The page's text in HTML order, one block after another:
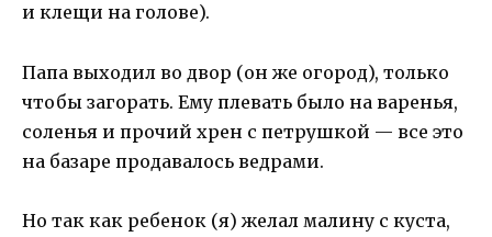
и клещи на голове).
Папа выходил во двор (он же огород), только
чтобы загорать. Ему плевать было на варенья,
соленья и прочий хрен с петрушкой — все это
на базаре продавалось ведрами.
Но так как ребенок (я) желал малину с куста,